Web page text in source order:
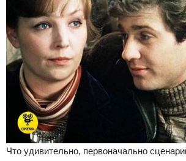
Что удивительно, первоначально